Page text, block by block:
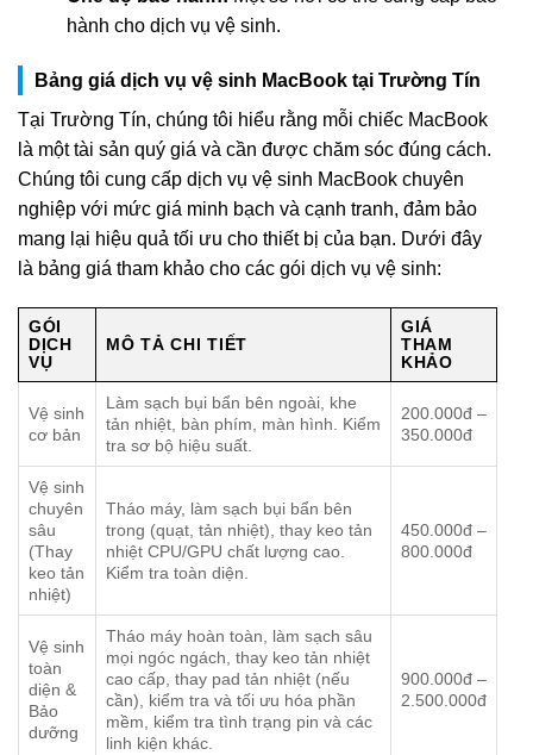
hành cho dịch vụ vệ sinh.
Bảng giá dịch vụ vệ sinh MacBook tại Trường Tín
Tại Trường Tín, chúng tôi hiểu rằng mỗi chiếc MacBook
là một tài sản quý giá và cần được chăm sóc đúng cách.
Chúng tôi cung cấp dịch vụ vệ sinh MacBook chuyên
nghiệp với mức giá minh bạch và cạnh tranh, đảm bảo
mang lại hiệu quả tối ưu cho thiết bị của bạn. Dưới đây
là bảng giá tham khảo cho các gói dịch vụ vệ sinh:
GÓI
DỊCH
VỤ
MÔ TẢ CHI TIẾT
GIÁ
THAM
KHẢO
Vệ sinh
cơ bản
Làm sạch bụi bẩn bên ngoài, khe
tản nhiệt, bàn phím, màn hình. Kiểm
tra sơ bộ hiệu suất.
200.000đ –
350.000đ
Vệ sinh
chuyên
sâu
(Thay
keo tản
nhiệt)
Tháo máy, làm sạch bụi bẩn bên
trong (quạt, tản nhiệt), thay keo tản
nhiệt CPU/GPU chất lượng cao.
Kiểm tra toàn diện.
450.000đ –
800.000đ
Vệ sinh
toàn
diện &
Bảo
dưỡng
Tháo máy hoàn toàn, làm sạch sâu
mọi ngóc ngách, thay keo tản nhiệt
cao cấp, thay pad tản nhiệt (nếu
cần), kiểm tra và tối ưu hóa phần
mềm, kiểm tra tình trạng pin và các
linh kiện khác.
900.000đ –
2.500.000đ